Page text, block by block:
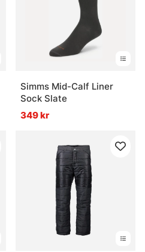
Simms Mid-Calf Liner
Sock Slate
349 kr